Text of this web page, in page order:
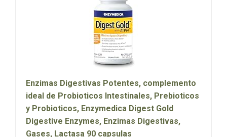
Enzimas Digestivas Potentes, complemento
ideal de Probioticos Intestinales, Prebioticos
y Probioticos, Enzymedica Digest Gold
Digestive Enzymes, Enzimas Digestivas,
Gases, Lactasa 90 capsulas